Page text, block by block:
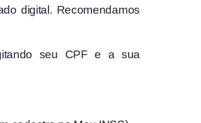
digital. Recomendamos
seu CPF e a sua